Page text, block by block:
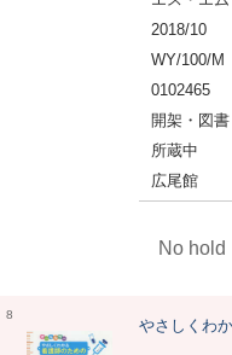
2018/10
WY/100/M
0102465
開架・図書
所蔵中
広尾館
No hold
8
やさしくわ